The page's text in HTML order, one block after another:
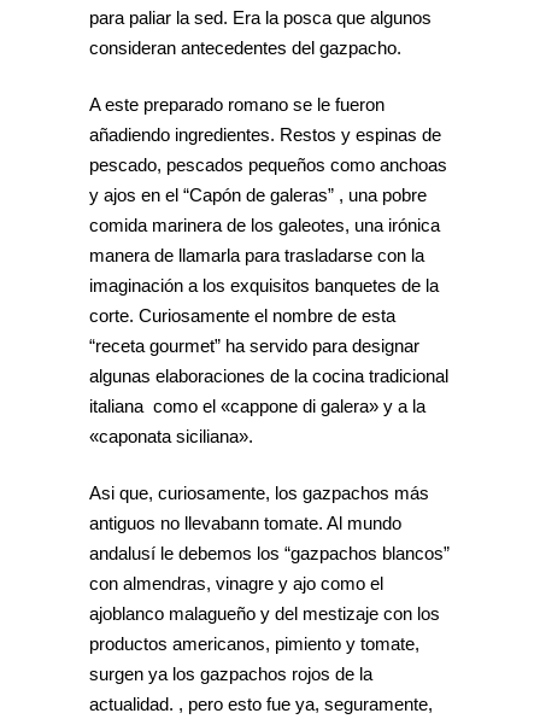
para paliar la sed. Era la posca que algunos
consideran antecedentes del gazpacho.
A este preparado romano se le fueron
añadiendo ingredientes. Restos y espinas de
pescado, pescados pequeños como anchoas
y ajos en el “Capón de galeras” , una pobre
comida marinera de los galeotes, una irónica
manera de llamarla para trasladarse con la
imaginación a los exquisitos banquetes de la
corte. Curiosamente el nombre de esta
“receta gourmet” ha servido para designar
algunas elaboraciones de la cocina tradicional
italiana como el «cappone di galera» y a la
«caponata siciliana».
Asi que, curiosamente, los gazpachos más
antiguos no llevabann tomate. Al mundo
andalusí le debemos los “gazpachos blancos”
con almendras, vinagre y ajo como el
ajoblanco malagueño y del mestizaje con los
productos americanos, pimiento y tomate,
surgen ya los gazpachos rojos de la
actualidad. , pero esto fue ya, seguramente,